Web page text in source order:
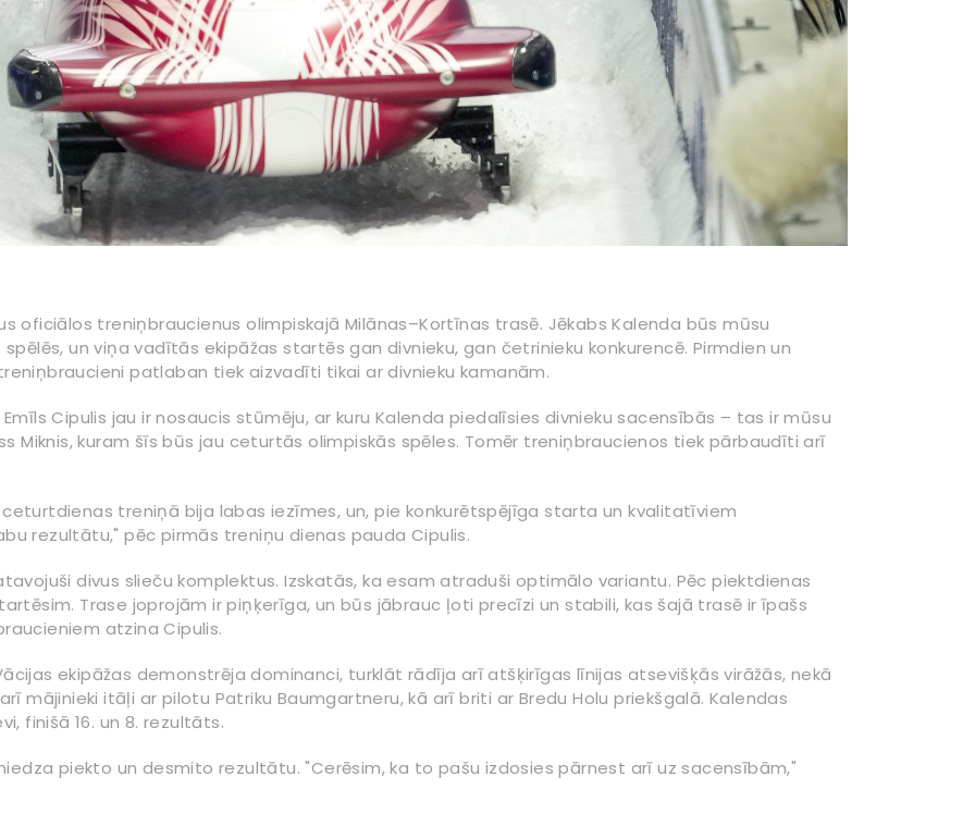
oficiālos treniņbraucienus olimpiskajā Milānas–Kortīnas trasē. Jēkabs Kalenda būs mūsu
un viņa vadītās ekipāžas startēs gan divnieku, gan četrinieku konkurencē. Pirmdien un
patlaban tiek aizvadīti tikai ar divnieku kamanām.
Cipulis jau ir nosaucis stūmēju, ar kuru Kalenda piedalīsies divnieku sacensībās – tas ir mūsu
Miknis, kuram šīs būs jau ceturtās olimpiskās spēles. Tomēr treniņbraucienos tiek pārbaudīti arī
treniņā bija labas iezīmes, un, pie konkurētspējīga starta un kvalitatīviem
rezultātu," pēc pirmās treniņu dienas pauda Cipulis.
divus slieču komplektus. Izskatās, ka esam atraduši optimālo variantu. Pēc piektdienas
Trase joprojām ir piņķerīga, un būs jābrauc ļoti precīzi un stabili, kas šajā trasē ir īpašs
atzina Cipulis.
ekipāžas demonstrēja dominanci, turklāt rādīja arī atšķirīgas līnijas atsevišķās virāžās, nekā
mājinieki itāļi ar pilotu Patriku Baumgartneru, kā arī briti ar Bredu Holu priekšgalā. Kalendas
finišā 16. un 8. rezultāts.
piekto un desmito rezultātu. "Cerēsim, ka to pašu izdosies pārnest arī uz sacensībām,"